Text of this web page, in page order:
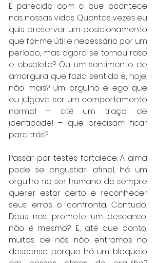
É parecido com o que acontece
nas nossas vidas. Quantas vezes eu
quis preservar um posicionamento
que foi-me útil e necessário por um
período, mas agora se tornou raso
e obsoleto? Ou um sentimento de
amargura que fazia sentido e, hoje,
não mais? Um orgulho e ego que
eu julgava ser um comportamento
normal – até um traço de
identidade! – que precisam ficar
para trás?
Passar por testes fortalece. A alma
pode se angustiar, afinal, há um
orgulho no ser humano de sempre
querer estar certo e reconhecer
seus erros o confronta. Contudo,
Deus nos promete um descanso,
não é mesmo? E, até que ponto,
muitos de nós não entramos no
descanso porque há um bloqueio